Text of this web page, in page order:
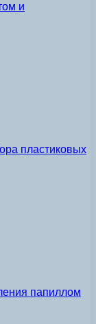
и
пластиковых
папиллом